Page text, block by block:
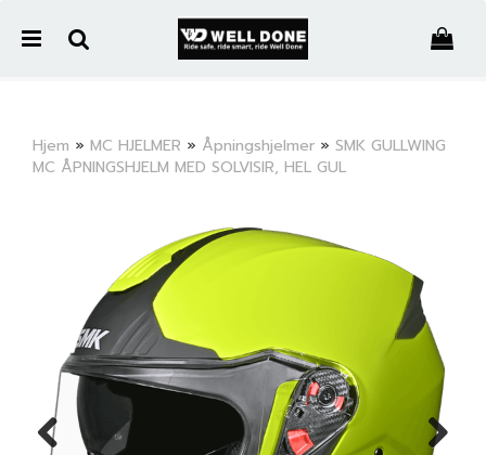
Hjem » MC HJELMER » Åpningshjelmer » SMK GULLWING
MC ÅPNINGSHJELM MED SOLVISIR, HEL GUL